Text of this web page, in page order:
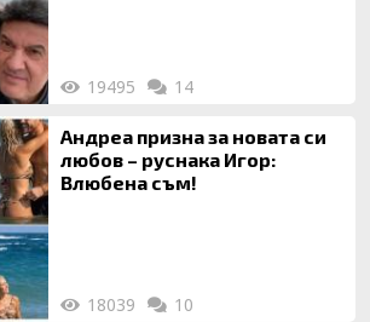
19495 14
Андреа призна за новата си
любов – руснака Игор:
Влюбена съм!
18039 10